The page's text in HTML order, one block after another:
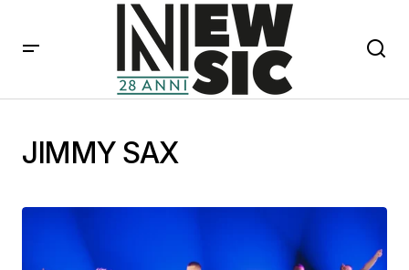
JIMMY SAX